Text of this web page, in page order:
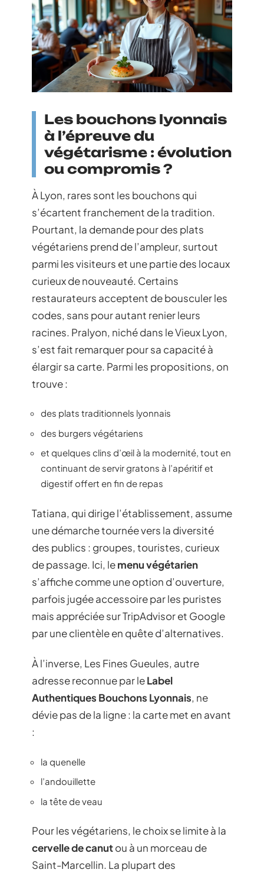
Les bouchons lyonnais
à l’épreuve du
végétarisme : évolution
ou compromis ?
À Lyon, rares sont les bouchons qui
s’écartent franchement de la tradition.
Pourtant, la demande pour des plats
végétariens prend de l’ampleur, surtout
parmi les visiteurs et une partie des locaux
curieux de nouveauté. Certains
restaurateurs acceptent de bousculer les
codes, sans pour autant renier leurs
racines. Pralyon, niché dans le Vieux Lyon,
s’est fait remarquer pour sa capacité à
élargir sa carte. Parmi les propositions, on
trouve :
des plats traditionnels lyonnais
des burgers végétariens
et quelques clins d’œil à la modernité, tout en
continuant de servir gratons à l’apéritif et
digestif offert en fin de repas
Tatiana, qui dirige l’établissement, assume
une démarche tournée vers la diversité
des publics : groupes, touristes, curieux
de passage. Ici, lemenu végétarien
s’affiche comme une option d’ouverture,
parfois jugée accessoire par les puristes
mais appréciée sur TripAdvisor et Google
par une clientèle en quête d’alternatives.
À l’inverse, Les Fines Gueules, autre
adresse reconnue par leLabel
Authentiques Bouchons Lyonnais, ne
dévie pas de la ligne : la carte met en avant
:
la quenelle
l’andouillette
la tête de veau
Pour les végétariens, le choix se limite à la
cervelle de canutou à un morceau de
Saint-Marcellin. La plupart des